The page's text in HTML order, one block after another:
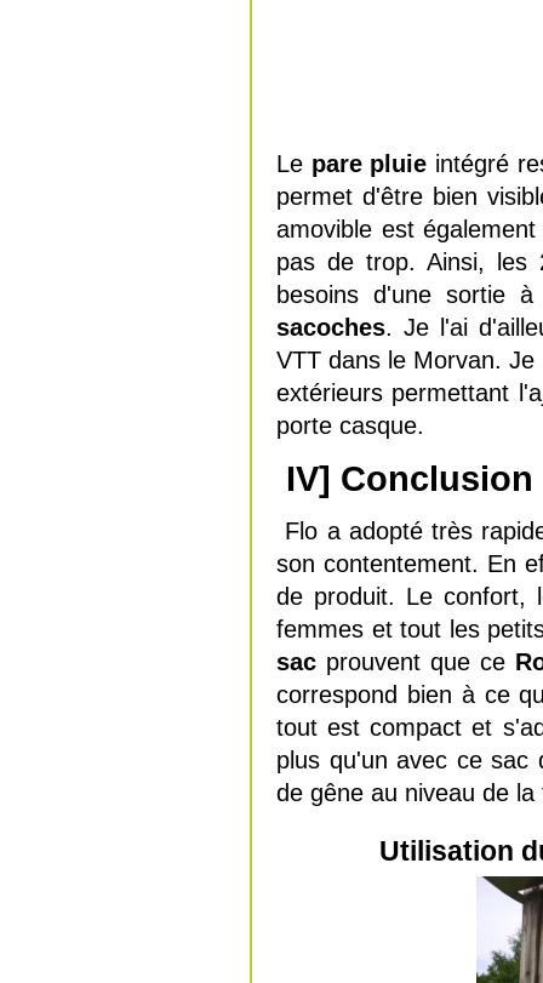
Le pare pluie intégré
permet d'être bien
amovible est
pas de trop. Ainsi, les
besoins d'une sortie
sacoches. Je l'ai
VTT dans le Morvan.
extérieurs permettant
porte casque.
IV] Conclusion
Flo a adopté très
son contentement. En
de produit. Le confort,
femmes et tout les
sac prouvent que ce
correspond bien à ce
tout est compact et
plus qu'un avec ce sac
de gêne au niveau de la
Utilisation